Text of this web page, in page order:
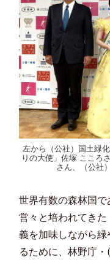
左から（公社）国土緑
りの大使」佐塚 こころ
さん、（公社
世界有数の森林国で
営々と培われてき
義を加味しながら
るために、林野庁